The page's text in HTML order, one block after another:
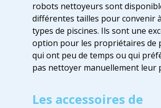
robots nettoyeurs sont
différentes tailles pour convenir
types de piscines. Ils sont une
option pour les propriétaires de
qui ont peu de temps ou qui
pas nettoyer manuellement leur
Les accessoires de